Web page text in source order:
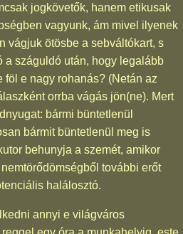
jogkövetők, hanem etikusak
vagyunk, ám mivel ilyenek
vágjuk ötösbe a sebváltókart, s
a száguldó után, hogy legalább
föl e nagy rohanás? (Netán az
orrba vágás jön(ne). Mert
bármi büntetlenül
bármit büntetlenül meg is
behunyja a szemét, amikor
további erőt
halálosztó.
annyi e világváros